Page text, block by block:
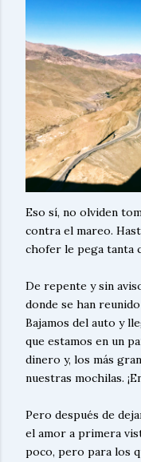
Eso sí, no olviden
contra el mareo.
chofer le pega tanta
De repente y sin
donde se han
Bajamos del auto y
que estamos en un
dinero y, los más
nuestras mochilas.
Pero después de
el amor a primera
poco, pero para los